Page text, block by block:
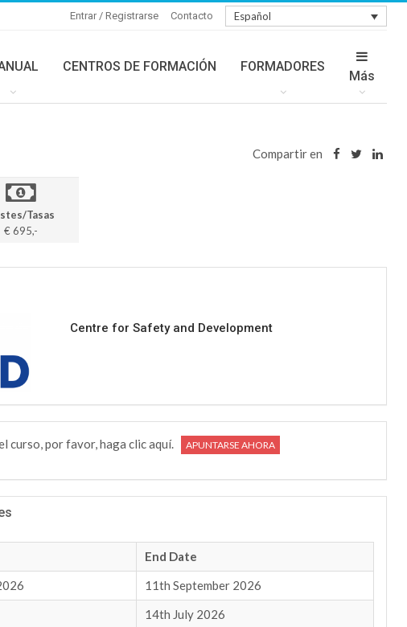
Español
Contacto
Entrar / Registrarse
CENTROS DE FORMACIÓN FORMADORES
Más
Compartir en
Tasas
€ 695,-
Centre for Safety and Development
curso, por favor, haga clic aquí. APUNTARSE AHORA
End Date
11th September 2026
14th July 2026